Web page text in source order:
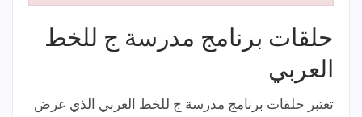
حلقات برنامج مدرسة ج للخط
العربي
تعتبر حلقات برنامج مدرسة ج للخط العربي الذي عرض